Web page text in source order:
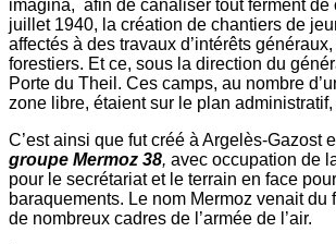
imagina, afin de canaliser tout ferment de
juillet 1940, la création de chantiers de
affectés à des travaux d’intérêts
forestiers. Et ce, sous la direction du
Porte du Theil. Ces camps, au nombre
zone libre, étaient sur le plan administratif,
C’est ainsi que fut créé à Argelès-Gazost
groupe Mermoz 38, avec occupation de
pour le secrétariat et le terrain en face
baraquements. Le nom Mermoz venait du
de nombreux cadres de l’armée de l’air.